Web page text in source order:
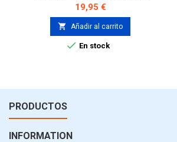
Precio
19,95 €
 Añadir al carrito
 En stock
PRODUCTOS
INFORMATION